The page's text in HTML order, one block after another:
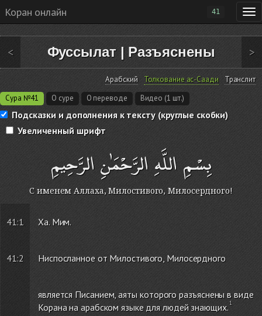
Коран онлайн 41
< Фуссылат| Разъяснены >
Сура №41 О суре О переводе Видео (1 шт.)
Арабский Толкование ас-Саади Транслит
Подсказки и дополнения к тексту (круглые скобки)
Увеличенный шрифт
بِسْمِ اللَّهِ الرَّحْمَٰنِ الرَّحِيمِ
С именем Аллаха, Милостивого, Милосердного!
41:1 Ха. Мим.
41:2 Ниспосланное от Милостивого, Милосердного
является Писанием, аяты которого разъяснены в виде
Корана на арабском языке для людей знающих.